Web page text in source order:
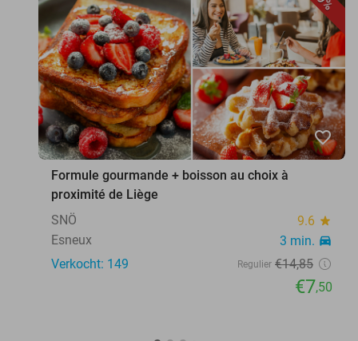
favorite_border
Formule gourmande + boisson au choix à
proximité de Liège
SNÖ
9.6 star
Esneux 3 min. directions_car
Verkocht: 149 Regulier €14,85
€7,50